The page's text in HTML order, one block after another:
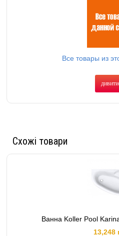
Все товары из
Схожі товари
Ванна Koller Pool
13,248